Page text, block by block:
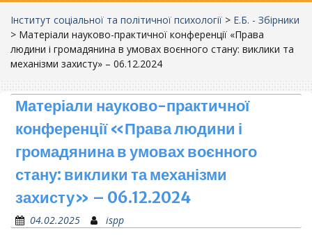
Інститут соціальної та політичної психології > Е.Б. - Збірники
> Матеріали науково-практичної конференції «Права
людини і громадянина в умовах воєнного стану: виклики та
механізми захисту» – 06.12.2024
Матеріали науково-практичної
конференції «Права людини і
громадянина в умовах воєнного
стану: виклики та механізми
захисту» – 06.12.2024
04.02.2025 ispp